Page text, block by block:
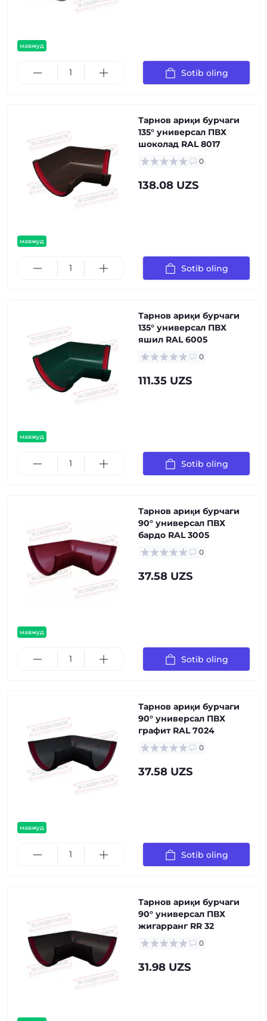
мавжуд
Sotib oling
мавжуд
Тарнов ариқи бурчаги
135° универсал ПВХ
шоколад RAL 8017
0
138.08 UZS
Sotib oling
мавжуд
Тарнов ариқи бурчаги
135° универсал ПВХ
яшил RAL 6005
0
111.35 UZS
Sotib oling
мавжуд
Тарнов ариқи бурчаги
90° универсал ПВХ
бардо RAL 3005
0
37.58 UZS
Sotib oling
мавжуд
Тарнов ариқи бурчаги
90° универсал ПВХ
графит RAL 7024
0
37.58 UZS
Sotib oling
Тарнов ариқи бурчаги
90° универсал ПВХ
жигарранг RR 32
0
31.98 UZS